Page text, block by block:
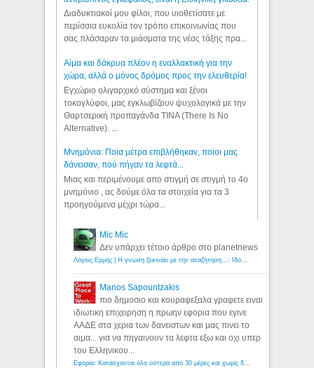
Διαδυκτιακοί μου φίλοι, που υιοθετίσατε με
περίσσια ευκολία τον τρόπο επικοινωνίας που
σας πλάσαραν τα μιάσματα της νέας τάξης πρα...
Αίμα και δάκρυα πλέον η εναλλακτική για την
χώρα, αλλά ο μόνος δρόμος προς την ελευθερία!
Εγχώριο ολιγαρχικό σύστημα και ξένοι
τοκογλύφοι, μας εγκλωβίζουν ψυχολογικά με την
Θαρτσερική προπαγάνδα TINA (There Is No
Alternative). ...
Μνημόνια: Ποια μέτρα επιβλήθηκαν, ποιοι μας
δάνεισαν, πού πήγαν τα λεφτά...
Μιας και περιμένουμε απο στιγμή σε στιγμή το 4ο
μνημόνιο , ας δούμε όλα τα στοιχεία για τα 3
προηγούμενα μέχρι τώρα...
Mic Mic
Δεν υπάρχει τέτοιο άρθρο στο planetnews
Λόγιος Ερμής | Η γνώση ξεκινάει με την αναζήτηση...: Ιδού οι 18 που χρωστούν 11 δις ευρώ!
Manos Sapountzakis
πιο δημοσιο και κουραφεξαλα γραφετε ειναι
ιδιωτικη επιχειρηση η πρωην εφορια που εγινε
ΑΑΔΕ στα χερια των δανειστων και μας πινει το
αιμα... για να πηγαινουν τα λεφτα εξω και οχι υπερ
του Ελληνικου...
Εφορία: Κατάσχονται όλα ύστερα από 30 μέρες και χωρίς δικαστικές αποφάσεις - Λόγιος Ερμής